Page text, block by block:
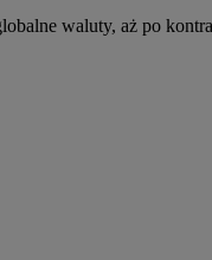
waluty, aż po